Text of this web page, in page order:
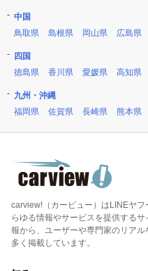
中国
鳥取県
島根県 岡山県 広島県
四国
徳島県
香川県 愛媛県 高知県
九州・沖縄
福岡県
佐賀県 長崎県 熊本県
carview!（カービュー）はLINEヤ
らゆる情報やサービスを提供する
報から、ユーザーや専門家のリア
多く掲載しています。